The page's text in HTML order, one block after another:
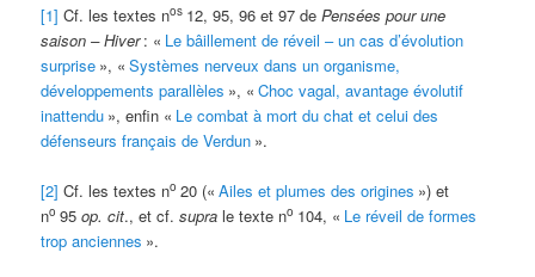
[1] Cf. les textes nos 12, 95, 96 et 97 dePensées pour une
saison – Hiver : « Le bâillement de réveil – un cas d’évolution
surprise », « Systèmes nerveux dans un organisme,
développements parallèles », « Choc vagal, avantage évolutif
inattendu », enfin « Le combat à mort du chat et celui des
défenseurs français de Verdun ».
[2] Cf. les textes no 20 (« Ailes et plumes des origines ») et
no 95op. cit., et cf.supra le texte no 104, « Le réveil de formes
trop anciennes ».